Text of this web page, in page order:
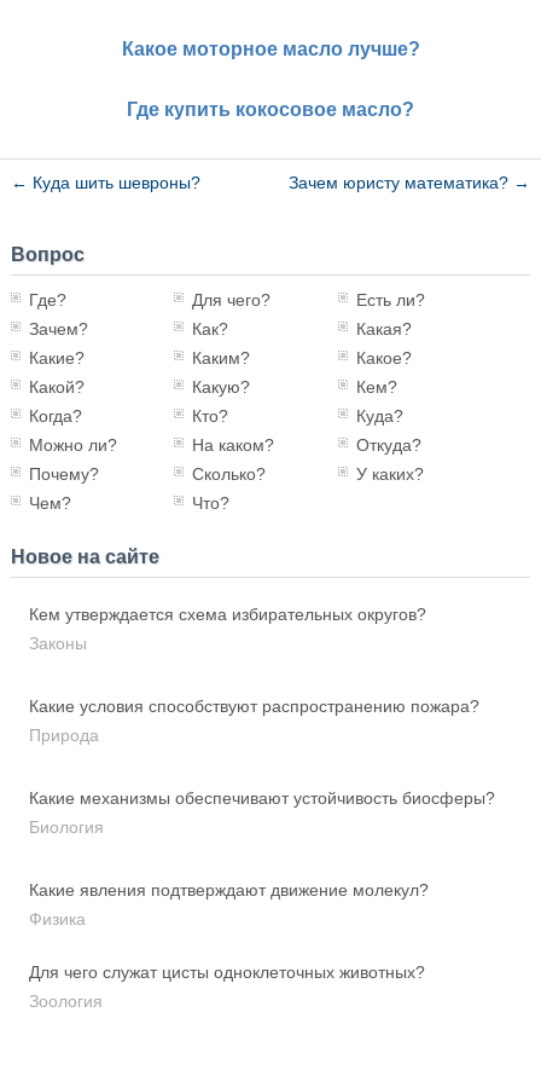
Какое моторное масло лучше?
Где купить кокосовое масло?
← Куда шить шевроны? Зачем юристу математика? →
Вопрос
Где? Для чего?
Есть ли?
Зачем?
Как?
Какая?
Какие?
Каким?
Какое?
Какой?
Какую?
Кем?
Когда?
Кто?
Куда?
Можно ли?
На каком?
Откуда?
Почему?
Сколько?
У каких?
Чем?
Что?
Новое на сайте
Кем утверждается схема избирательных округов?
Законы
Какие условия способствуют распространению пожара?
Природа
Какие механизмы обеспечивают устойчивость биосферы?
Биология
Какие явления подтверждают движение молекул?
Физика
Для чего служат цисты одноклеточных животных?
Зоология